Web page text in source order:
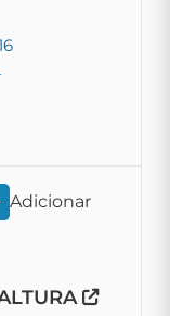
Adicionar